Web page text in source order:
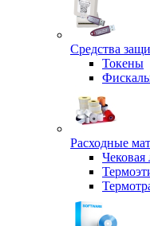
Средства
Токены
Расходные
Чековая